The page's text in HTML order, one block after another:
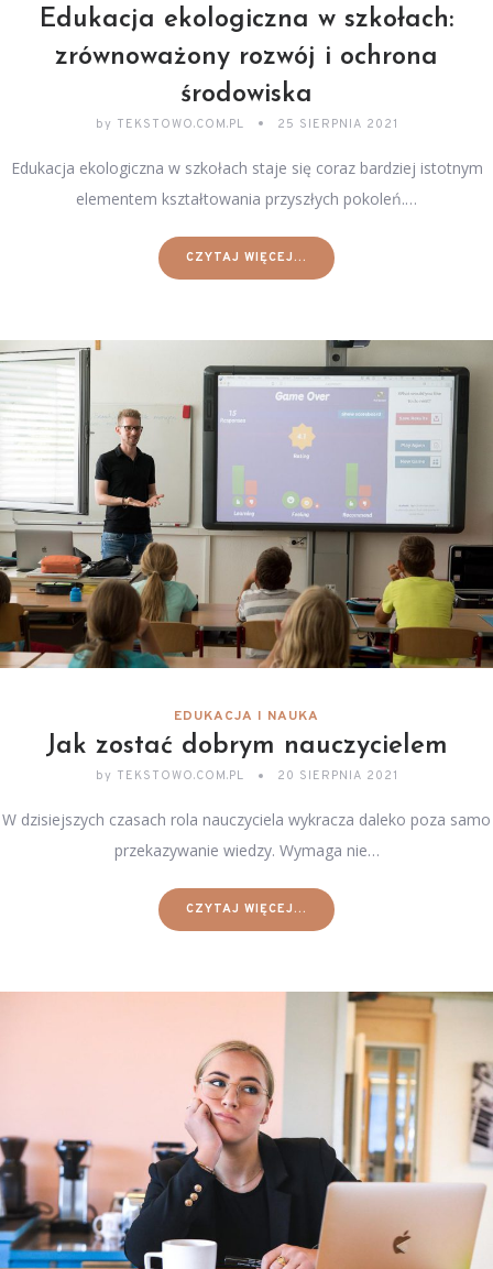
Edukacja ekologiczna w szkołach:
zrównoważony rozwój i ochrona
środowiska
by TEKSTOWO.COM.PL 25 SIERPNIA 2021
Edukacja ekologiczna w szkołach staje się coraz bardziej istotnym
elementem kształtowania przyszłych pokoleń.…
CZYTAJ WIĘCEJ...
EDUKACJA I NAUKA
Jak zostać dobrym nauczycielem
by TEKSTOWO.COM.PL 20 SIERPNIA 2021
W dzisiejszych czasach rola nauczyciela wykracza daleko poza samo
przekazywanie wiedzy. Wymaga nie…
CZYTAJ WIĘCEJ...